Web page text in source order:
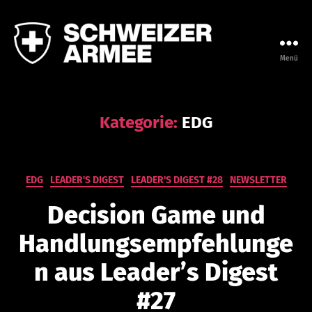
Menü
Kategorie: EDG
Kategorien
EDG LEADER'S DIGEST LEADER'S DIGEST #28 NEWSLETTER
Decision Game und
Handlungsempfehlunge
n aus Leader’s Digest
#27
V
n
a
t
h